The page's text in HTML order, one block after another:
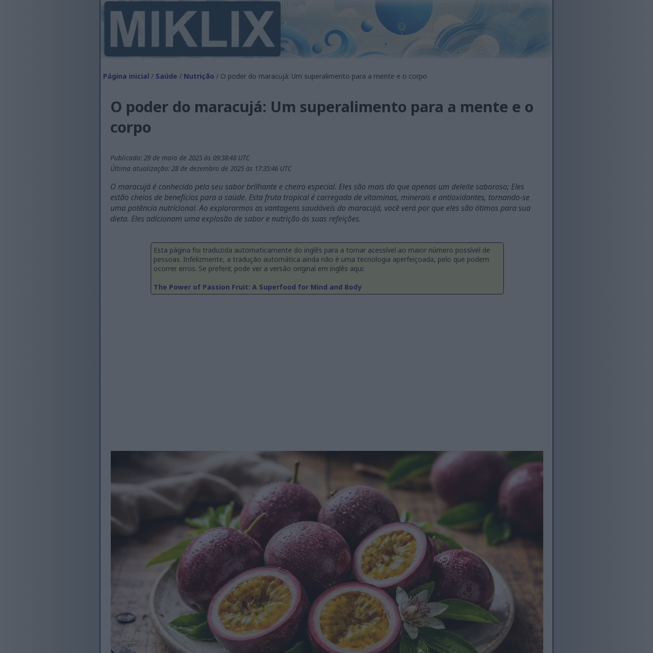
Página inicial / Saúde / Nutrição / O poder do maracujá: Um superalimento para a mente e o corpo
O poder do maracujá: Um superalimento para a mente e o
corpo
Publicado: 29 de maio de 2025 às 09:38:48 UTC
Última atualização: 28 de dezembro de 2025 às 17:35:46 UTC
O maracujá é conhecido pelo seu sabor brilhante e cheiro especial. Eles são mais do que apenas um deleite saboroso; Eles
estão cheios de benefícios para a saúde. Esta fruta tropical é carregada de vitaminas, minerais e antioxidantes, tornando-se
uma potência nutricional. Ao explorarmos as vantagens saudáveis do maracujá, você verá por que eles são ótimos para sua
dieta. Eles adicionam uma explosão de sabor e nutrição às suas refeições.
Esta página foi traduzida automaticamente do inglês para a tornar acessível ao maior número possível de
pessoas. Infelizmente, a tradução automática ainda não é uma tecnologia aperfeiçoada, pelo que podem
ocorrer erros. Se preferir, pode ver a versão original em inglês aqui:
The Power of Passion Fruit: A Superfood for Mind and Body